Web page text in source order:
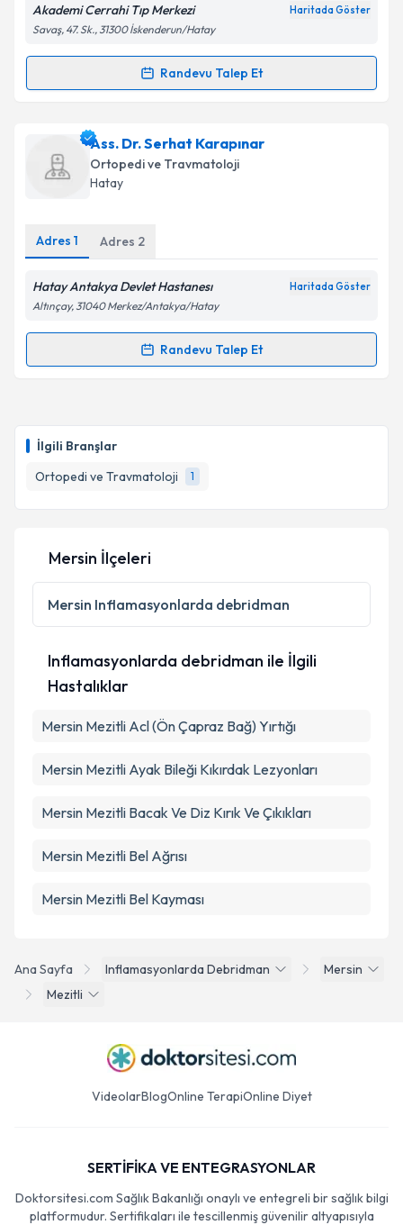
İlgili Branşlar
Ortopedi ve Travmatoloji
1
Metni'ni okudum ve kişisel verilerimin belirtilen
kapsamda işlenmesini kabul ediyorum.
Takvim Talebini Gönder
Akademi Cerrahi Tıp Merkezi Haritada Göster
Savaş, 47. Sk., 31300 İskenderun/Hatay
Randevu Talep Et
Randevu Takvimi Talebi
Dr. Mehmet Emin Şahiniçin randevu takvimi talebi
oluşturun. Size bu uzmandan randevu almanız için bir
takvim hazırlandığında e-posta ile bilgilendireceğiz.
Kişisel verilerimin işlenmesine ilişkin
kapsamda işlenmesini kabul ediyorum.
Ass. Dr. Serhat Karapınar
Ortopedi ve Travmatoloji
Hatay
Adres 1 Adres 2
Hatay Antakya Devlet Hastanesı Haritada Göster
Altınçay, 31040 Merkez/Antakya/Hatay
Randevu Talep Et
Randevu Takvimi Talebi
için bir takvim hazırlandığında e-posta ile
bilgilendireceğiz.
E-posta Adresiniz
Kişisel verilerimin işlenmesine ilişkin
Metni'ni okudum ve kişisel verilerimin belirtilen
Ana Sayfa Inflamasyonlarda Debridman
Mersin
Mezitli
Mersin İlçeleri
Mersin Inflamasyonlarda debridman
Inflamasyonlarda debridman ile İlgili
Hastalıklar
Mersin Mezitli Acl (Ön Çapraz Bağ) Yırtığı
Mersin Mezitli Ayak Bileği Kıkırdak Lezyonları
Mersin Mezitli Bacak Ve Diz Kırık Ve Çıkıkları
Mersin Mezitli Bel Ağrısı
Mersin Mezitli Bel Kayması
VideolarBlogOnline TerapiOnline Diyet
SERTİFİKA VE ENTEGRASYONLAR
Doktorsitesi.com Sağlık Bakanlığı onaylı ve entegreli bir sağlık bilgi
platformudur. Sertifikaları ile tescillenmiş güvenilir altyapısıyla